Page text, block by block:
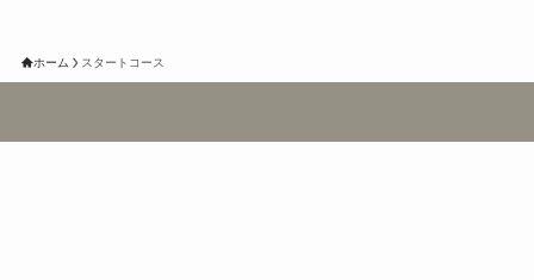
ホーム スタートコース